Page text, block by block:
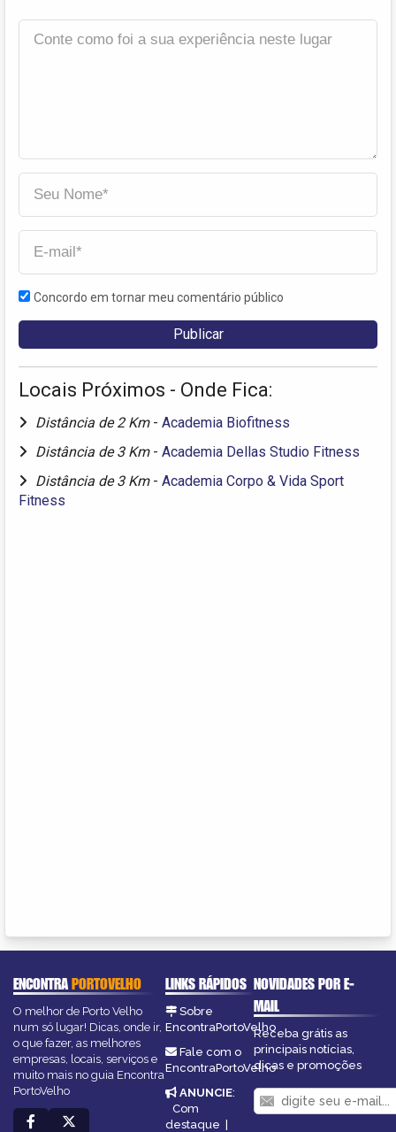
Concordo em tornar meu comentário público
Locais Próximos - Onde Fica:
Distância de 2 Km - Academia Biofitness
Distância de 3 Km - Academia Dellas Studio Fitness
Distância de 3 Km - Academia Corpo & Vida Sport
Fitness
ENCONTRAPORTOVELHO
O melhor de Porto Velho
num só lugar! Dicas, onde ir,
o que fazer, as melhores
empresas, locais, serviços e
muito mais no guia Encontra
PortoVelho
LINKS RÁPIDOS
Sobre
EncontraPortoVelho
Fale com o
EncontraPortoVelho
ANUNCIE:
Com
destaque |
NOVIDADES POR E-
MAIL
Receba grátis as
principais notícias,
dicas e promoções